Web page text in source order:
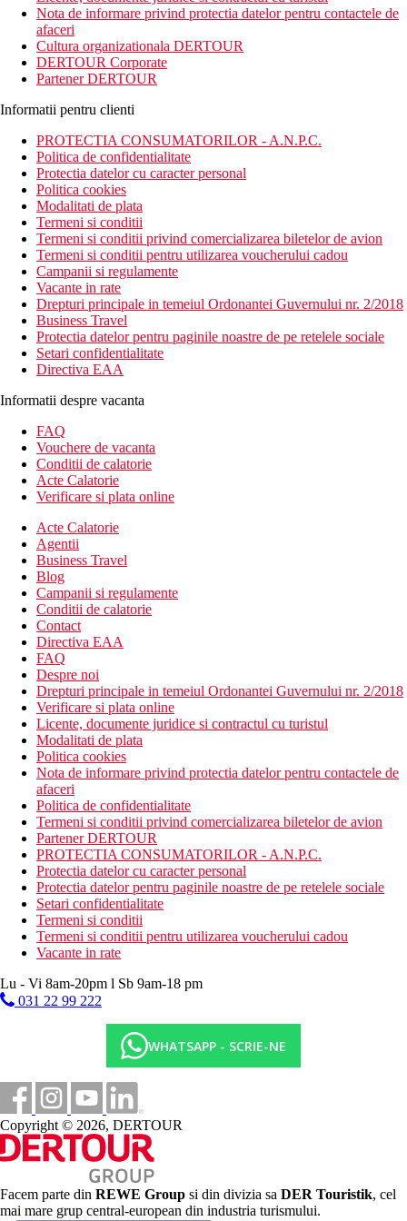
200 m distanta, cu sezlonguri si umbrele.
Distanta
plaja: 200 m
aeroport: 70 km Antalya
centru: 2 km
magazine: 500 m
Descrierea camerei
Camera standard:
aer conditionat controlat individual
telefon
televizor
minibar (contra cost)
sanitare proprii (baie, uscator de par, toaleta)
seif la receptie (contra cost)
balcon
Descrierea hotelului
Hotelul dispune de:
hol de intrare cu receptie
restaurant in aer liber
bar
piscina mai mica (sezlonguri si umbrele gratuite) cu o
sectiune pentru copii
Descrierea plajei
sezlonguri si umbrele gratuite
Activitati sportive contra cost
Dieta
Demipensiune: mic dejun si cina sub forma de bufet simplu
Categoria oficiala
3 stele
Nota
Sfera si calitatea serviciilor si activitatilor enumerate pot fi
afectate de introducerea unor posibile masuri de igiena sau
antiepidemie in destinatia data.
Distanţe
2 km
Centrul orasului
70 km
Distanta de cel mai apropiat aeroport
500 m
Magazine
Distanta pana la plaja
Sezlonguri si umbrele gratuite pe plaja
Piscine
Sezlonguri si umbrele gratuite la piscina
Piscina pentru copii
Galerie foto
Nota de informare privind protectia datelor pentru contactele de
afaceri
Cultura organizationala DERTOUR
DERTOUR Corporate
Partener DERTOUR
Informatii pentru clienti
PROTECTIA CONSUMATORILOR - A.N.P.C.
Politica de confidentialitate
Protectia datelor cu caracter personal
Politica cookies
Modalitati de plata
Termeni si conditii
Termeni si conditii privind comercializarea biletelor de avion
Termeni si conditii pentru utilizarea voucherului cadou
Campanii si regulamente
Vacante in rate
Drepturi principale in temeiul Ordonantei Guvernului nr. 2/2018
Business Travel
Protectia datelor pentru paginile noastre de pe retelele sociale
Setari confidentialitate
Directiva EAA
Informatii despre vacanta
FAQ
Vouchere de vacanta
Conditii de calatorie
Acte Calatorie
Verificare si plata online
Acte Calatorie
Agentii
Business Travel
Blog
Campanii si regulamente
Conditii de calatorie
Contact
Directiva EAA
FAQ
Despre noi
Drepturi principale in temeiul Ordonantei Guvernului nr. 2/2018
Verificare si plata online
Licente, documente juridice si contractul cu turistul
Modalitati de plata
Politica cookies
Nota de informare privind protectia datelor pentru contactele de
afaceri
Politica de confidentialitate
Termeni si conditii privind comercializarea biletelor de avion
Partener DERTOUR
PROTECTIA CONSUMATORILOR - A.N.P.C.
Protectia datelor cu caracter personal
Protectia datelor pentru paginile noastre de pe retelele sociale
Setari confidentialitate
Termeni si conditii
Termeni si conditii pentru utilizarea voucherului cadou
Vacante in rate
Lu - Vi 8am-20pm l Sb 9am-18 pm
031 22 99 222
WHATSAPP - SCRIE-NE
Copyright © 2026, DERTOUR
Facem parte din REWE Group si din divizia sa DER Touristik, cel
mai mare grup central-european din industria turismului.